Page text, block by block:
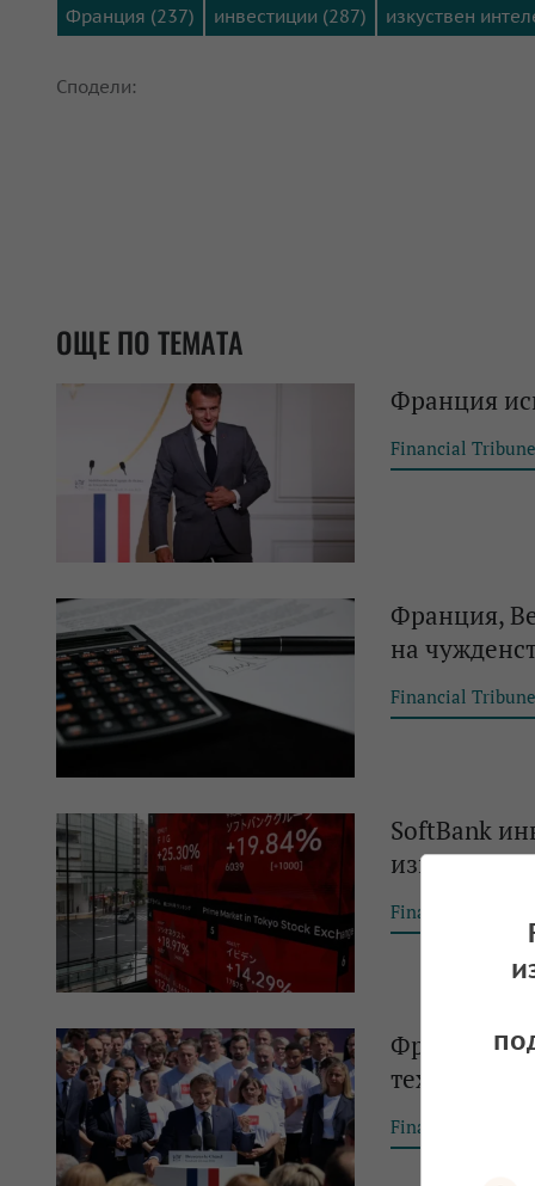
Франция (237)
инвестиции (287) изкуствен
Сподели:
ОЩЕ ПО ТЕМАТА
Франция
Financial Tribune
Франция,
на
Financial Tribune
SoftBank
Financial Tribune
Франция
Financial Tribune